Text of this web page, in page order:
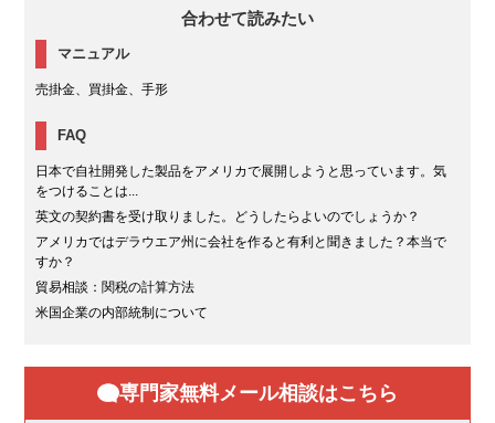
合わせて読みたい
マニュアル
売掛金、買掛金、手形
FAQ
日本で自社開発した製品をアメリカで展開しようと思っています。気
をつけることは...
英文の契約書を受け取りました。どうしたらよいのでしょうか？
アメリカではデラウエア州に会社を作ると有利と聞きました？本当で
すか？
貿易相談：関税の計算方法
米国企業の内部統制について
専門家無料メール相談はこちら